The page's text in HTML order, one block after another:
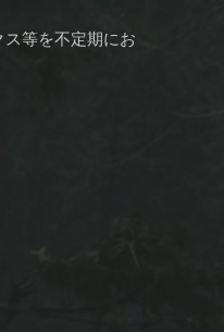
等を不定期にお